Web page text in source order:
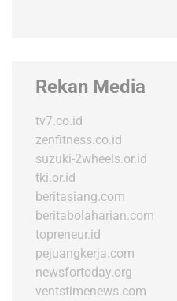
Rekan Media
tv7.co.id
zenfitness.co.id
suzuki-2wheels.or.id
tki.or.id
beritasiang.com
beritabolaharian.com
topreneur.id
pejuangkerja.com
newsfortoday.org
ventstimenews.com